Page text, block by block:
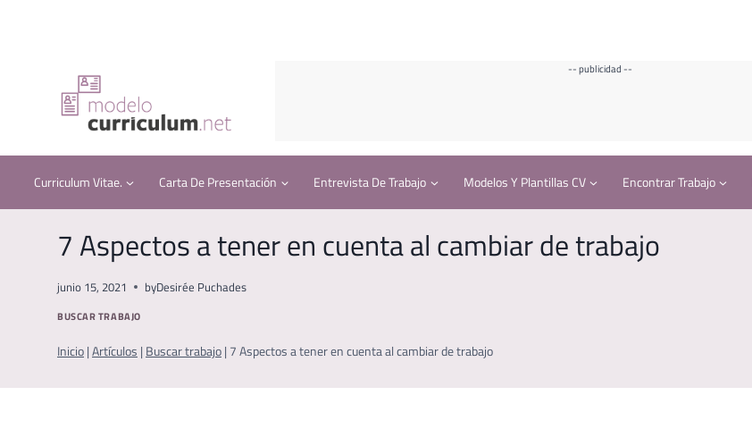
-- publicidad --
Curriculum Vitae. Carta De Presentación Entrevista De Trabajo Modelos Y Plantillas CV Encontrar Trabajo
7 Aspectos a tener en cuenta al cambiar de trabajo
junio 15, 2021 byDesirée Puchades
BUSCAR TRABAJO
Inicio | Artículos | Buscar trabajo | 7 Aspectos a tener en cuenta al cambiar de trabajo